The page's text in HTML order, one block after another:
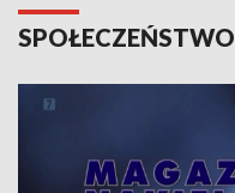
SPOŁECZEŃSTWO